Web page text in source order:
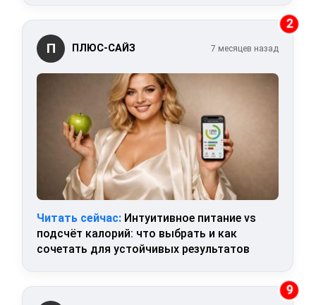
2
П ПЛЮС-САЙЗ 7 месяцев назад
Читать сейчас: Интуитивное питание vs
подсчёт калорий: что выбрать и как
сочетать для устойчивых результатов
9